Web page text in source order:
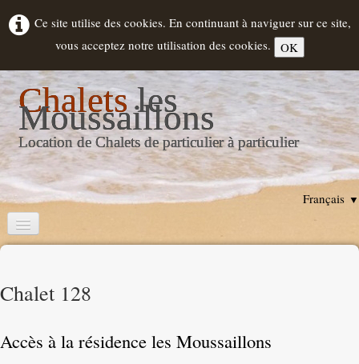
Ce site utilise des cookies. En continuant à naviguer sur ce site,
vous acceptez notre utilisation des cookies.
OK
Chaletsles
Moussaillons
Location de Chalets de particulier à particulier
Français ▼
Accueil
Hourtin
Chalet 128
Accès à la résidence les Moussaillons